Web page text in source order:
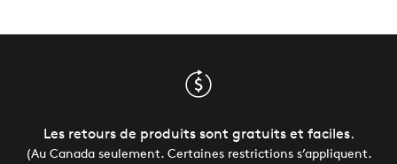
Les retours de produits sont gratuits et faciles.
(Au Canada seulement. Certaines restrictions s’appliquent.